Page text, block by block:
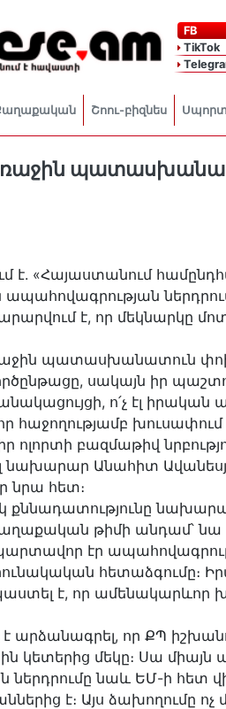
FB
TikTok
Շոու-բիզնես Սպորտ
է. «Հայաստանում
է, որ մեկնարկը
պատասխանատուն
սակայն իր
ո՛չ էլ իրական
հաջողությամբ
ոլորտի բազմաթիվ
նախարար Անահիտ
նրա հետ։
քննադատությունը
թիմի անդամ՝ նա
էր
հետաձգումը։
է, որ ամենակարևոր
է արձանագրել, որ ՔՊ
կետերից մեկը։ Սա
ներդրումը նաև ԵՄ-ի
է։ Այս ձախողումը